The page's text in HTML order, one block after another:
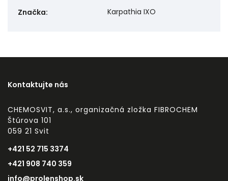
Značka: Karpathia IXO
Kontaktujte nás
CHEMOSVIT, a.s., organizačná zložka FIBROCHEM
Štúrova 101
059 21 Svit
+421 52 715 3374
+421 908 740 359
info@prolenshop.sk